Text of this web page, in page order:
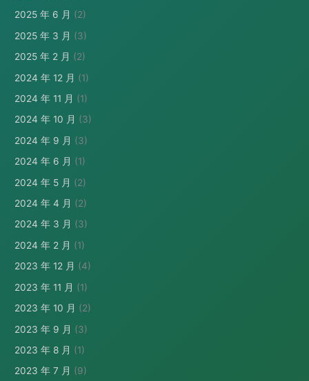
2025 年 6 月 (2)
2025 年 3 月 (3)
2025 年 2 月 (2)
2024 年 12 月 (1)
2024 年 11 月 (1)
2024 年 10 月 (3)
2024 年 9 月 (3)
2024 年 6 月 (1)
2024 年 5 月 (2)
2024 年 4 月 (2)
2024 年 3 月 (3)
2024 年 2 月 (1)
2023 年 12 月 (4)
2023 年 11 月 (1)
2023 年 10 月 (2)
2023 年 9 月 (3)
2023 年 8 月 (1)
2023 年 7 月 (9)